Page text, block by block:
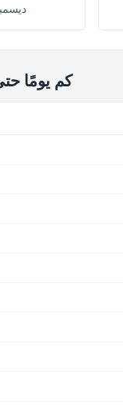
ديسمبر 14,
كم يومًا